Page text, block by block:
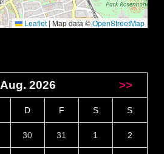
Leaflet | Map data ©OpenStreetMap
Aug. 2026 >>
D F S S
30 31 1 2